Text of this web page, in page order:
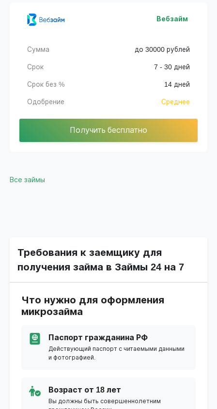
Вебзайм
Сумма до 30000 рублей
Срок 7 - 30 дней
Срок без % 14 дней
Одобрение Среднее
Получить бесплатно
Все займы
Требования к заемщику для
получения займа в Займы 24 на 7
Что нужно для оформления
микрозайма
Паспорт гражданина РФ
Действующий паспорт с читаемыми данными
и фотографией.
Возраст от 18 лет
Вы должны быть совершеннолетним